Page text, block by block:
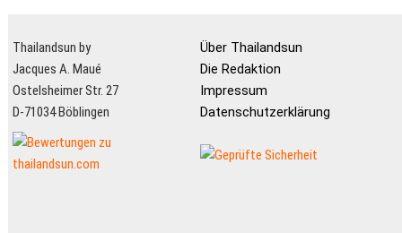
Thailandsun by
Jacques A. Maué
Ostelsheimer Str. 27
D-71034 Böblingen
Über Thailandsun
Die Redaktion
Impressum
Datenschutzerklärung